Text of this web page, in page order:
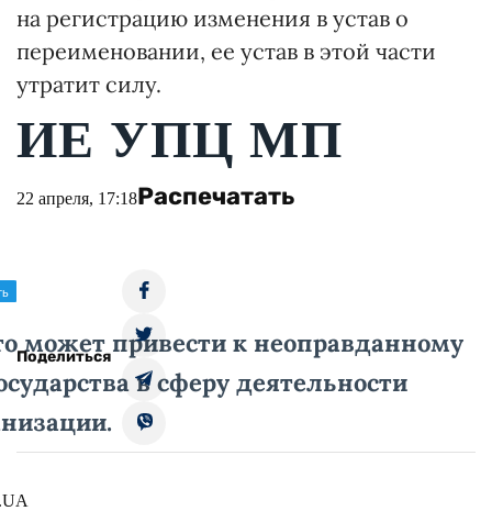
на регистрацию изменения в устав о
переименовании, ее устав в этой части
утратит силу.
ИЕ УПЦ МП
22 апреля, 17:18Распечатать
может привести к неоправданному
в сферу деятельности
Поделиться